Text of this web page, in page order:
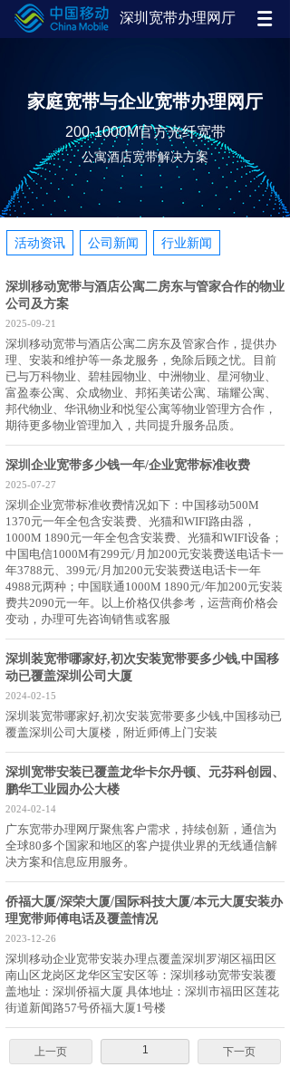
家庭宽带与企业宽带办理网厅
200-1000M官方光纤宽带
公寓酒店宽带解决方案
深圳移动宽带与酒店公寓二房东与管家合作的物业
公司及方案
2025-09-21
深圳移动宽带与酒店公寓二房东及管家合作，提供办
理、安装和维护等一条龙服务，免除后顾之忧。目前
已与万科物业、碧桂园物业、中洲物业、星河物业、
富盈泰公寓、众成物业、邦拓美诺公寓、瑞耀公寓、
邦代物业、华讯物业和悦玺公寓等物业管理方合作，
期待更多物业管理加入，共同提升服务品质。
深圳企业宽带多少钱一年/企业宽带标准收费
2025-07-27
深圳企业宽带标准收费情况如下：中国移动500M
1370元一年全包含安装费、光猫和WIFI路由器，
1000M 1890元一年全包含安装费、光猫和WIFI设备；
中国电信1000M有299元/月加200元安装费送电话卡一
年3788元、399元/月加200元安装费送电话卡一年
4988元两种；中国联通1000M 1890元/年加200元安装
费共2090元一年。以上价格仅供参考，运营商价格会
变动，办理可先咨询销售或客服
深圳装宽带哪家好,初次安装宽带要多少钱,中国移
动已覆盖深圳公司大厦
2024-02-15
深圳装宽带哪家好,初次安装宽带要多少钱,中国移动已
覆盖深圳公司大厦楼，附近师傅上门安装
深圳宽带安装已覆盖龙华卡尔丹顿、元芬科创园、
鹏华工业园办公大楼
2024-02-14
广东宽带办理网厅聚焦客户需求，持续创新，通信为
全球80多个国家和地区的客户提供业界的无线通信解
决方案和信息应用服务。
侨福大厦/深荣大厦/国际科技大厦/本元大厦安装办
理宽带师傅电话及覆盖情况
2023-12-26
深圳移动企业宽带安装办理点覆盖深圳罗湖区福田区
南山区龙岗区龙华区宝安区等：深圳移动宽带安装覆
盖地址：深圳侨福大厦 具体地址：深圳市福田区莲花
街道新闻路57号侨福大厦1号楼
上一页 1 下一页
活动资讯 公司新闻 行业新闻
深圳宽带办理网厅